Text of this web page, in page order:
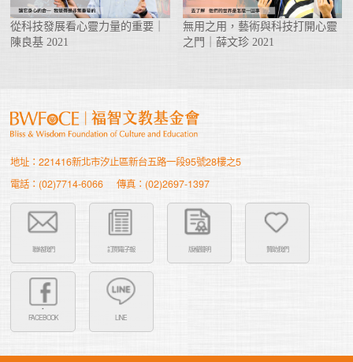
從科技發展看心靈力量的重要｜
陳良基 2021
無用之用，藝術與科技打開心靈
之門｜薛文珍 2021
地址：221416新北市汐止區新台五路一段95號28樓之5
電話：(02)7714-6066
傳真：(02)2697-1397
聯絡我們 訂閱電子報 版權聲明 贊助我們
FACEBOOK LINE